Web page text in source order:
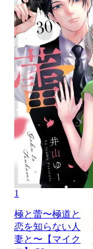
1
極と蕾〜極道と
恋を知らない人
妻と〜【マイク